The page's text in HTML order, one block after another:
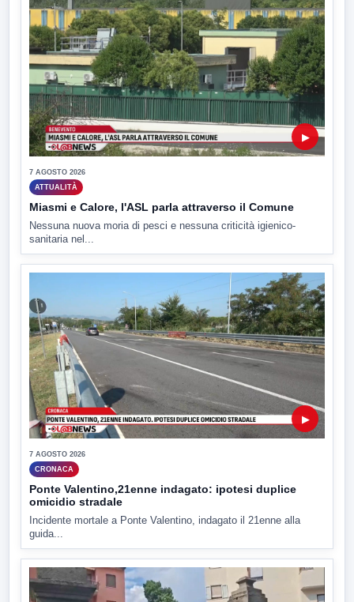
▶
7 AGOSTO 2026
ATTUALITÀ
Miasmi e Calore, l'ASL parla attraverso il Comune
Nessuna nuova moria di pesci e nessuna criticità igienico-
sanitaria nel...
▶
7 AGOSTO 2026
CRONACA
Ponte Valentino,21enne indagato: ipotesi duplice
omicidio stradale
Incidente mortale a Ponte Valentino, indagato il 21enne alla
guida...